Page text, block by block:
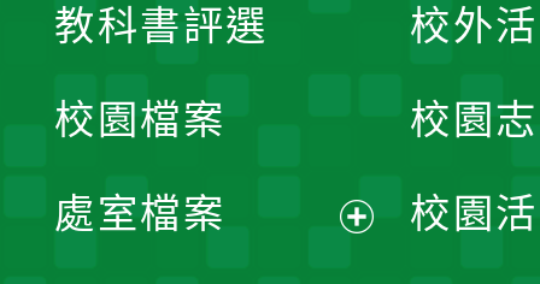
單
教科書評選
校園檔案
處室檔案
校外
校園
校園